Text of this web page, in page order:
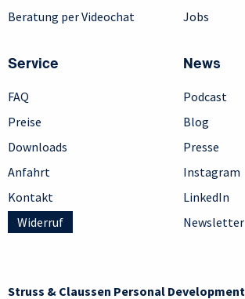
Beratung per Videochat
Jobs
Service
FAQ
Preise
Downloads
Anfahrt
Kontakt
Widerruf
News
Podcast
Blog
Presse
Instagram
LinkedIn
Newsletter
Struss & Claussen Personal Development